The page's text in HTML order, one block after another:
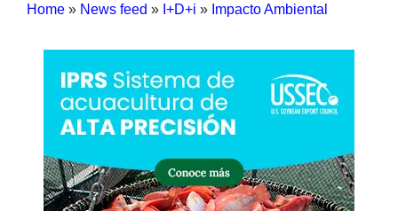
Home » News feed » I+D+i » Impacto Ambiental